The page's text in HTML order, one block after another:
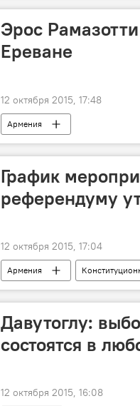
Эрос
Ереване
12 октября 2015, 17:48
Армения
График
референдуму
12 октября 2015, 17:04
Армения
Давутоглу:
состоятся в
12 октября 2015, 16:08